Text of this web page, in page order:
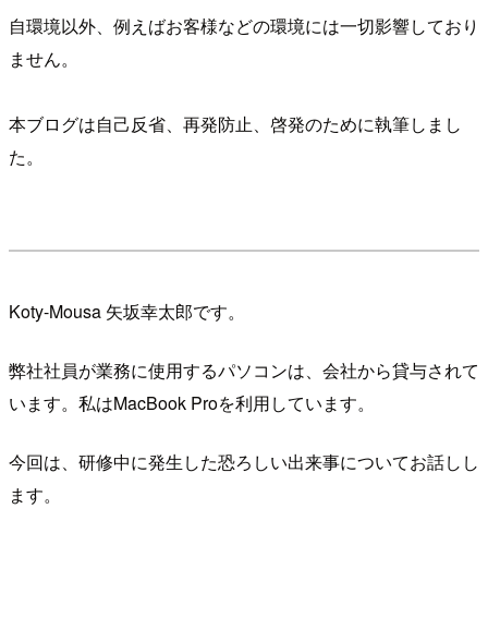
自環境以外、例えばお客様などの環境には一切影響しており
ません。
本ブログは自己反省、再発防止、啓発のために執筆しまし
た。
Koty-Mousa 矢坂幸太郎です。
弊社社員が業務に使用するパソコンは、会社から貸与されて
います。私はMacBook Proを利用しています。
今回は、研修中に発生した恐ろしい出来事についてお話しし
ます。